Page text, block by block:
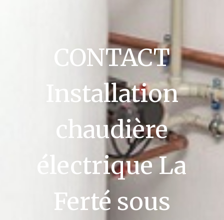
CONTACT
Installation
chaudière
électrique La
Ferté sous